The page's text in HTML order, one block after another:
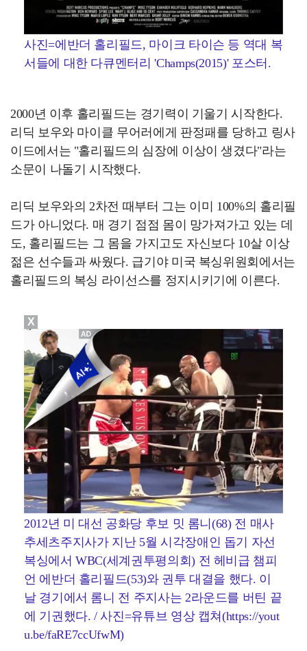
사진=에반더 홀리필드, 마이크 타이슨 등 역대 복
서들에 대한 다큐멘터리 'Champs(2015)' 포스터.
2000년 이후 홀리필드는 경기력이 기울기 시작한다.
리딕 보우와 마이클 무어러에게 판정패를 당하고 링사
이드에서는 "홀리필드의 심장에 이상이 생겼다"라는
소문이 나돌기 시작했다.
리딕 보우와의 2차전 때부터 그는 이미 100%의 홀리필
드가 아니었다. 매 경기 점점 몸이 망가져가고 있는 데
도, 홀리필드는 그 몸을 가지고도 자신보다 10살 이상
젊은 선수들과 싸웠다. 급기야 미국 복싱위원회에서는
홀리필드의 복싱 라이선스를 정지시키기에 이른다.
2012년 미 대선 공화당 후보 밋 롬니(68) 전 매사
추세츠주지사가 지난 5월 시각장애인 돕기 자선
복싱에서 WBC(세계권투평의회) 전 헤비급 챔피
언 에반더 홀리필드(53)와 권투 대결을 했다. 이
날 경기에서 롬니 전 주지사는 2라운드를 버틴 끝
에 기권했다. / 사진=유튜브 영상 캡쳐(https://yout
u.be/faRE7ccUfwM)
X